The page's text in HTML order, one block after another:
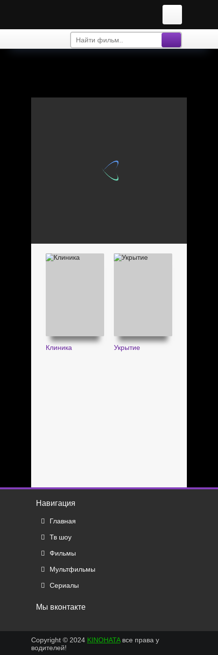
Клиника Укрытие
Навигация
Главная
Тв шоу
Фильмы
Мультфильмы
Сериалы
Мы вконтакте
Copyright © 2024 KINOHATAвсе права у
водителей!